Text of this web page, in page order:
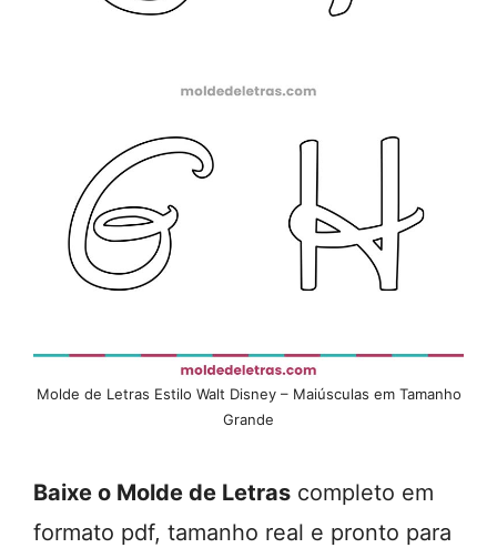
Molde de Letras Estilo Walt Disney – Maiúsculas em Tamanho
Grande
Baixe o Molde de Letras completo em
formato pdf, tamanho real e pronto para